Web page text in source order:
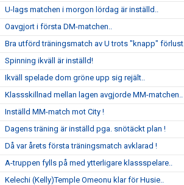
U-lags matchen i morgon lördag är inställd..
Oavgjort i första DM-matchen..
Bra utförd träningsmatch av U trots "knapp" förlust..
Spinning ikväll är inställd!
Ikväll spelade dom gröne upp sig rejält..
Klassskillnad mellan lagen avgjorde MM-matchen..
Inställd MM-match mot City !
Dagens träning är inställd pga. snötäckt plan !
Då var årets första träningsmatch avklarad !
A-truppen fylls på med ytterligare klassspelare..
Kelechi (Kelly)Temple Omeonu klar för Husie..